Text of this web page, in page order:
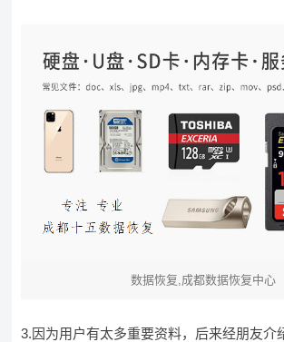
数据恢复,成都数据恢复中心
3.因为用户有太多重要资料，后来经朋友介